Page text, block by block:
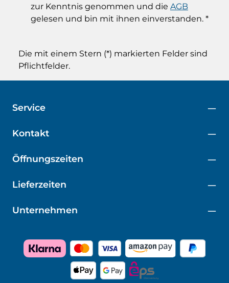
zur Kenntnis genommen und die AGB
gelesen und bin mit ihnen einverstanden. *
Die mit einem Stern (*) markierten Felder sind
Pflichtfelder.
Kontakt
Öffnungszeiten
Service
Unternehmen
Lieferzeiten